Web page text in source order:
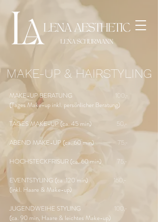
MAKE-UP & HAIRSTYLING
MAKE-UP BERATUNG 100,-
(Tages Make-up inkl. persönlicher Beratung)
TAGES MAKE-UP (ca. 45 min)
50,-
ABEND MAKE-UP (ca. 60 min) 75,-
HOCHSTECKFRISUR (ca. 60 min) 75,-
EVENTSTYLING (ca .120 min) 150,-
(inkl. Haare & Make-up)
JUGENDWEIHE STYLING
100,-
(ca. 90 min, Haare & leichtes Make-up)